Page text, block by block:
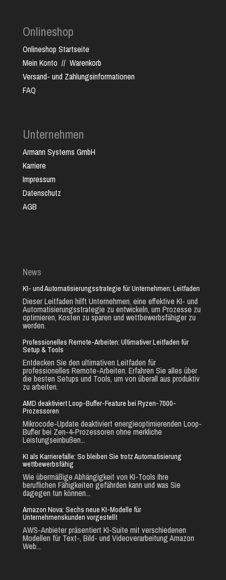
Onlineshop
Onlineshop Startseite
Mein Konto // Warenkorb
Versand- und Zahlungsinformationen
FAQ
Unternehmen
Armann Systems GmbH
Karriere
Impressum
Datenschutz
AGB
News
KI- und Automatisierungsstrategie für Unternehmen: Leitfaden
Dieser Leitfaden hilft Unternehmen, eine effektive KI- und
Automatisierungsstrategie zu entwickeln, um Prozesse zu
optimieren, Kosten zu sparen und wettbewerbsfähiger zu
werden.
Professionelles Remote-Arbeiten: Ultimativer Leitfaden für
Setup & Tools
Entdecken Sie den ultimativen Leitfaden für
professionelles Remote-Arbeiten. Erfahren Sie alles über
die besten Setups und Tools, um von überall aus produktiv
zu arbeiten.
AMD deaktiviert Loop-Buffer-Feature bei Ryzen-7000-
Prozessoren
Mikrocode-Update deaktiviert energieoptimierenden Loop-
Buffer bei Zen-4-Prozessoren ohne merkliche
Leistungseinbußen...
KI als Karrierefalle: So bleiben Sie trotz Automatisierung
wettbewerbsfähig
Wie übermäßige Abhängigkeit von KI-Tools Ihre
beruflichen Fähigkeiten gefährden kann und was Sie
dagegen tun können...
Amazon Nova: Sechs neue KI-Modelle für
Unternehmenskunden vorgestellt
AWS-Anbieter präsentiert KI-Suite mit verschiedenen
Modellen für Text-, Bild- und Videoverarbeitung Amazon
Web...